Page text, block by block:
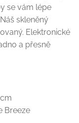
se vám lépe
skleněný
Elektronické
a přesně
Breeze